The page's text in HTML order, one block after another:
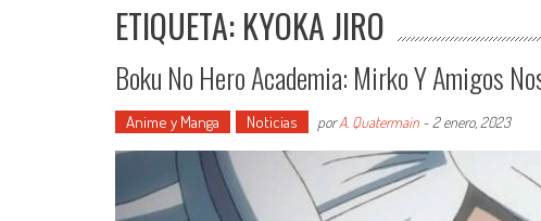
ETIQUETA: KYOKA JIRO
Boku No Hero Academia: Mirko Y Amigos
Anime y Manga Noticias porA. Quatermain - 2 enero, 2023